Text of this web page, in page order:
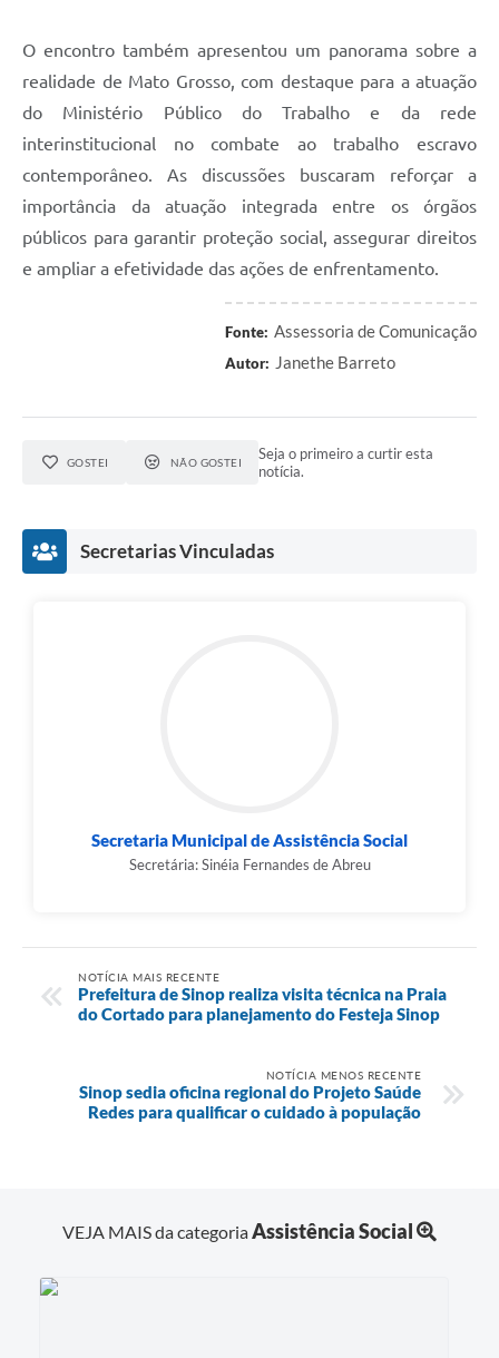
O encontro também apresentou um panorama sobre a
realidade de Mato Grosso, com destaque para a atuação
do Ministério Público do Trabalho e da rede
interinstitucional no combate ao trabalho escravo
contemporâneo. As discussões buscaram reforçar a
importância da atuação integrada entre os órgãos
públicos para garantir proteção social, assegurar direitos
e ampliar a efetividade das ações de enfrentamento.
Fonte: Assessoria de Comunicação
Autor: Janethe Barreto
GOSTEI NÃO GOSTEI
Seja o primeiro a curtir esta
notícia.
Secretarias Vinculadas
Secretaria Municipal de Assistência Social
Secretária: Sinéia Fernandes de Abreu
NOTÍCIA MAIS RECENTE
Prefeitura de Sinop realiza visita técnica na Praia
do Cortado para planejamento do Festeja Sinop
NOTÍCIA MENOS RECENTE
Sinop sedia oficina regional do Projeto Saúde
Redes para qualificar o cuidado à população
VEJA MAIS da categoriaAssistência Social